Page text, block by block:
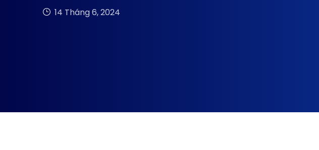
14 Tháng 6, 2024